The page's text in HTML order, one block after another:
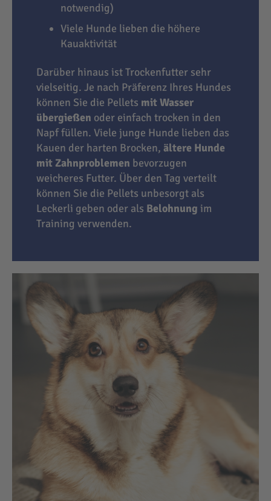
notwendig)
Viele Hunde lieben die höhere
Kauaktivität
Darüber hinaus ist Trockenfutter sehr
vielseitig. Je nach Präferenz Ihres Hundes
können Sie die Pellets mit Wasser
übergießen oder einfach trocken in den
Napf füllen. Viele junge Hunde lieben das
Kauen der harten Brocken, ältere Hunde
mit Zahnproblemen bevorzugen
weicheres Futter. Über den Tag verteilt
können Sie die Pellets unbesorgt als
Leckerli geben oder als Belohnung im
Training verwenden.